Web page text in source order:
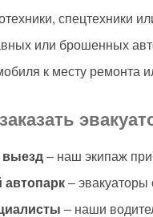
спецтехники
или брошенных
к месту ремонта
– наш экипаж
–
– наши